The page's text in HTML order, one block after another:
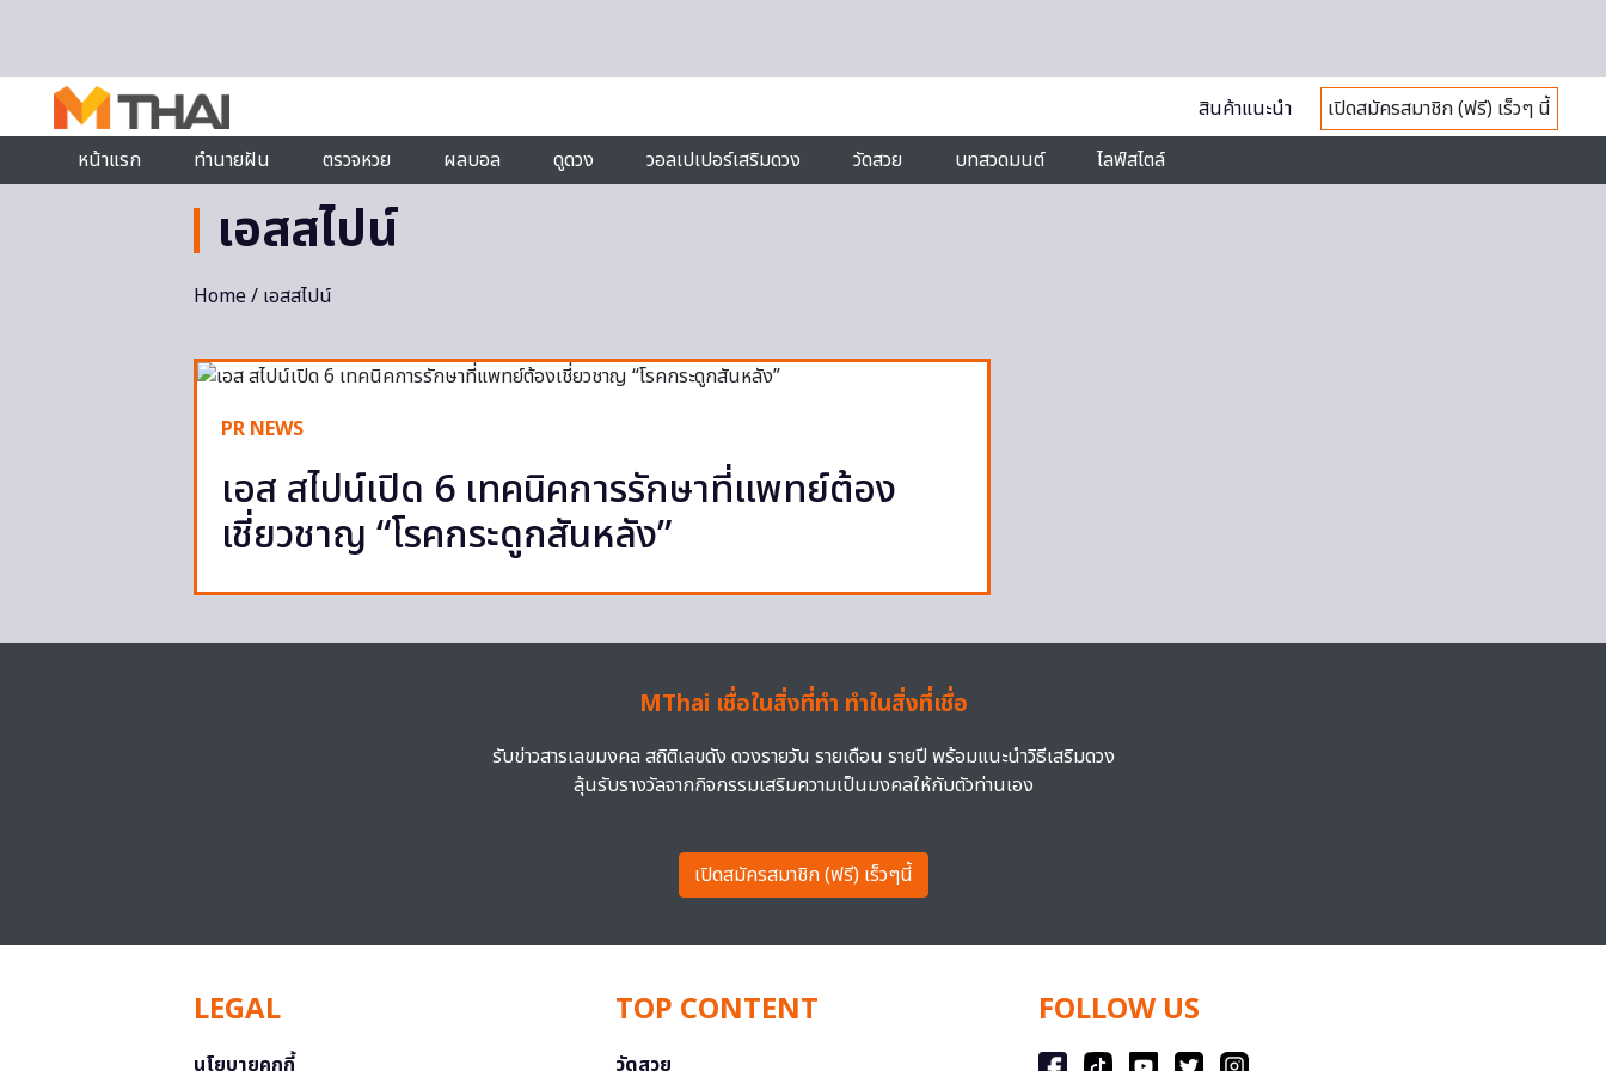
สินค้าแนะนำ
เปิดสมัครสมาชิก (ฟรี) เร็วๆ นี้
หน้าแรก
ทำนายฝัน ตรวจหวย ผลบอล ดูดวง วอลเปเปอร์เสริมดวง วัดสวย บทสวดมนต์ ไลฟ์สไตล์
เอสสไปน์
Home/ เอสสไปน์
PR NEWS
เอส สไปน์เปิด 6 เทคนิคการรักษาที่แพทย์ต้อง
เชี่ยวชาญ “โรคกระดูกสันหลัง”
MThai เชื่อในสิ่งที่ทำ ทำในสิ่งที่เชื่อ
รับข่าวสารเลขมงคล สถิติเลขดัง ดวงรายวัน รายเดือน รายปี พร้อมแนะนำวิธีเสริมดวง
ลุ้นรับรางวัลจากกิจกรรมเสริมความเป็นมงคลให้กับตัวท่านเอง
เปิดสมัครสมาชิก (ฟรี) เร็วๆนี้
LEGAL
นโยบายคุกกี้
TOP CONTENT
วัดสวย
FOLLOW US